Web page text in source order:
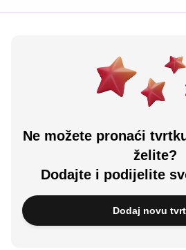
Ne možete pronaći
želite?
Dodajte i podijelite
Dodaj novu